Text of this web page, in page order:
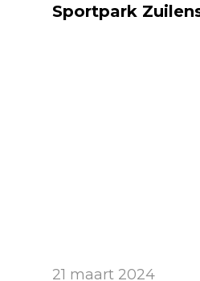
Sportpark
21 maart 2024